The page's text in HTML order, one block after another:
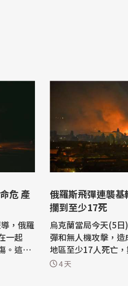
危 產
，俄羅
一起
。這似
俄羅斯飛彈連襲基
攔到至少17死
烏克蘭當局今天(5
彈和無人機攻擊，
地區至少17人死亡，
輔無法擊落任何一枚
4 天